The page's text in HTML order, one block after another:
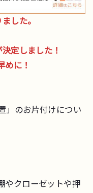
した。
定しました！
めに！
」のお片付けについ
やクローゼットや押